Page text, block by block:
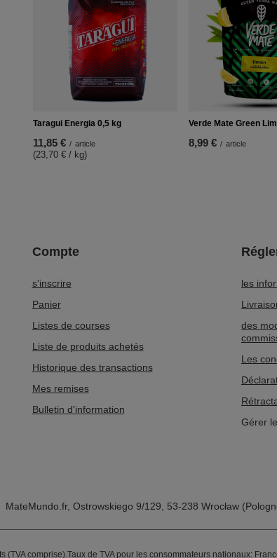
Taragui Energia 0,5 kg
11,85 € / article
(23,70 € / kg)
Verde Mate Green
8,99 € / article
Compte
s'inscrire
Panier
Listes de courses
Liste de produits achetés
Historique des transactions
Mes remises
Bulletin d'information
les
des
Les
Gérer
MateMundo.fr, Ostrowskiego 9/129 53-238 Wrocław
(TVA comprise).Taux de TVA pour les consommateurs nationaux: